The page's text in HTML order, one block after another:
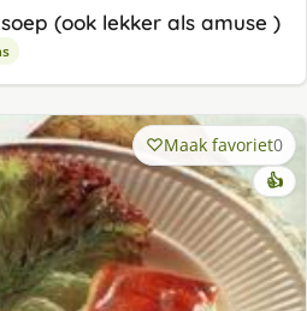
(ook lekker als amuse )
Maak favoriet0
👍